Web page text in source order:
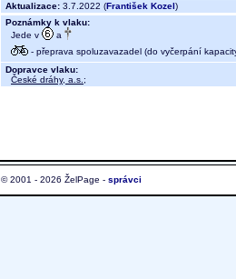
Aktualizace: 3.7.2022 (František Kozel)
Poznámky k vlaku:
Jede v
a
- přeprava spoluzavazadel (do vyčerpání
Dopravce vlaku:
České dráhy, a.s. ;
© 2001 - 2026 ŽelPage - správci